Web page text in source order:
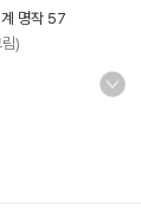
명작 57
)